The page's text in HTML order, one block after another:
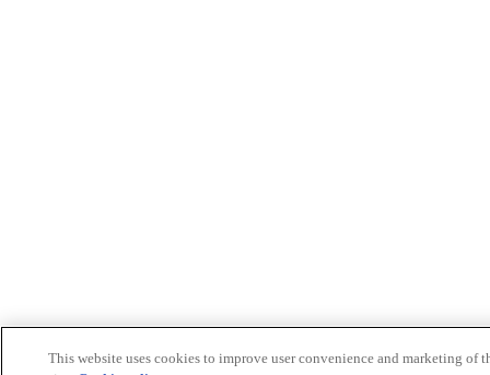
This website uses cookies to improve user convenience and marketing of